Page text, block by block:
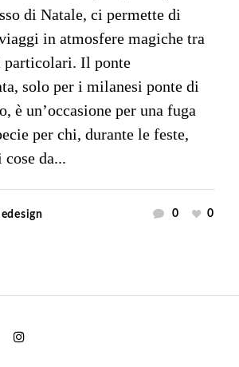
di Natale, ci permette di
in atmosfere magiche tra
particolari. Il ponte
solo per i milanesi ponte di
è un’occasione per una fuga
per chi, durante le feste,
cose da...
0 0